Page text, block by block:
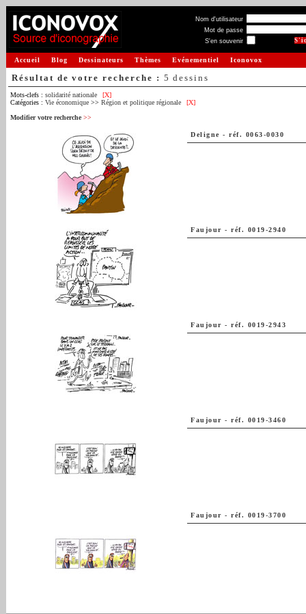
Nom d'utilisateur
Mot de passe
S'en souvenir
Accueil Blog Dessinateurs Thèmes Evénementiel Iconovox
Résultat de votre recherche : 5 dessins
Mots-clefs : solidarité nationale
[X]
Catégories : Vie économique >> Région et politique régionale
[X]
Modifier votre recherche >>
Deligne - réf. 0063-0030
Faujour - réf. 0019-2940
Faujour - réf. 0019-2943
Faujour - réf. 0019-3460
Faujour - réf. 0019-3700